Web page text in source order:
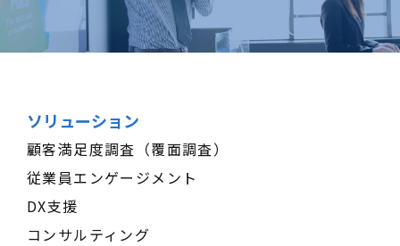
ソリューション
顧客満足度調査（覆面調査）
従業員エンゲージメント
DX支援
コンサルティング